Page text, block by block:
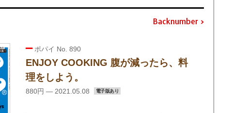
Backnumber
ポパイ No. 890
ENJOY COOKING 腹が減ったら、料
理をしよう。
880円 — 2021.05.08 電子版あり